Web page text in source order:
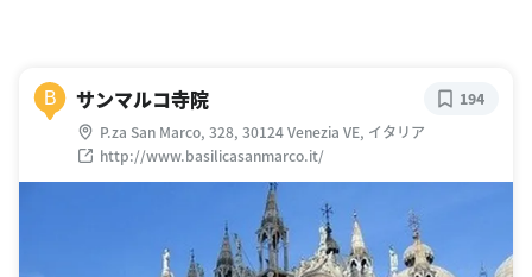
B サンマルコ寺院
P.za San Marco, 328, 30124 Venezia VE, イタリア
http://www.basilicasanmarco.it/
194